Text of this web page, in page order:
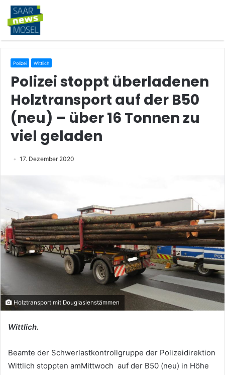
Polizei Wittlich
Polizei stoppt überladenen
Holztransport auf der B50
(neu) – über 16 Tonnen zu
viel geladen
17. Dezember 2020
Holztransport mit Douglasienstämmen
Wittlich.
Beamte der Schwerlastkontrollgruppe der Polizeidirektion
Wittlich stoppten amMittwoch auf der B50 (neu) in Höhe